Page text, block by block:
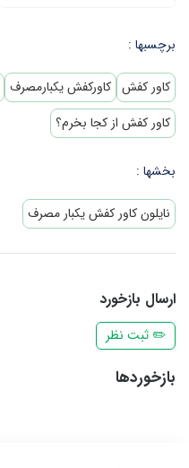
برچسبها :
کاور کفش کاورکفش یکبارمصرف
کاور کفش از کجا بخرم؟
بخشها :
نایلون کاور کفش یکبار مصرف
ارسال بازخورد
✏️ ثبت نظر
بازخوردها